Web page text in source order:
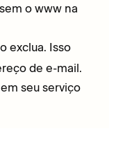
o www na
exclua. Isso
de e-mail.
seu serviço